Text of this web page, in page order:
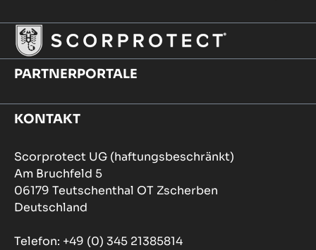
PARTNERPORTALE
KONTAKT
Scorprotect UG (haftungsbeschränkt)
Am Bruchfeld 5
06179 Teutschenthal OT Zscherben
Deutschland
Telefon: +49 (0) 345 21385814